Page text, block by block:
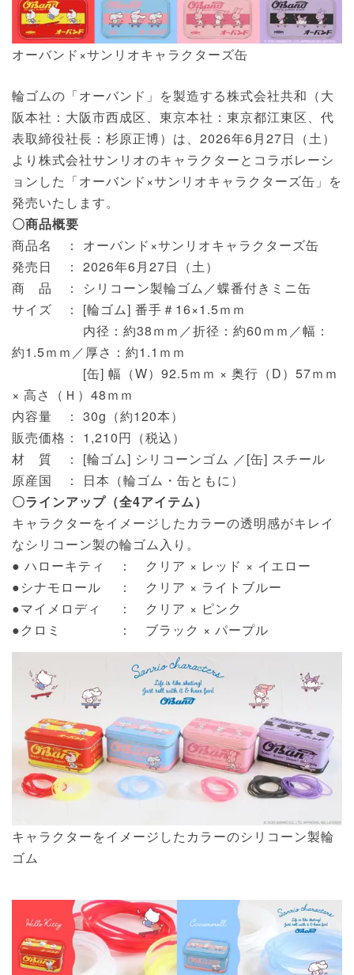
オーバンド×サンリオキャラクターズ缶
輪ゴムの「オーバンド」を製造する株式会社共和（大
阪本社：大阪市西成区、東京本社：東京都江東区、代
表取締役社長：杉原正博）は、2026年6月27日（土）
より株式会社サンリオのキャラクターとコラボレーシ
ョンした「オーバンド×サンリオキャラクターズ缶」を
発売いたします。
〇商品概要
商品名 ： オーバンド×サンリオキャラクターズ缶
発売日 ： 2026年6月27日（土）
商 品 ： シリコーン製輪ゴム／蝶番付きミニ缶
サイズ ： [輪ゴム] 番手＃16×1.5ｍｍ
内径：約38ｍｍ／折径：約60ｍｍ／幅：
約1.5ｍｍ／厚さ：約1.1ｍｍ
[缶] 幅（W）92.5ｍｍ × 奥行（D）57ｍｍ
× 高さ（Ｈ）48ｍｍ
内容量 ： 30g（約120本）
販売価格： 1,210円（税込）
材 質 ： [輪ゴム] シリコーンゴム ／[缶] スチール
原産国 ： 日本（輪ゴム・缶ともに）
〇ラインアップ（全4アイテム）
キャラクターをイメージしたカラーの透明感がキレイ
なシリコーン製の輪ゴム入り。
● ハローキティ ： クリア × レッド × イエロー
●シナモロール ： クリア × ライトブルー
●マイメロディ ： クリア × ピンク
●クロミ ： ブラック × パープル
キャラクターをイメージしたカラーのシリコーン製輪
ゴム